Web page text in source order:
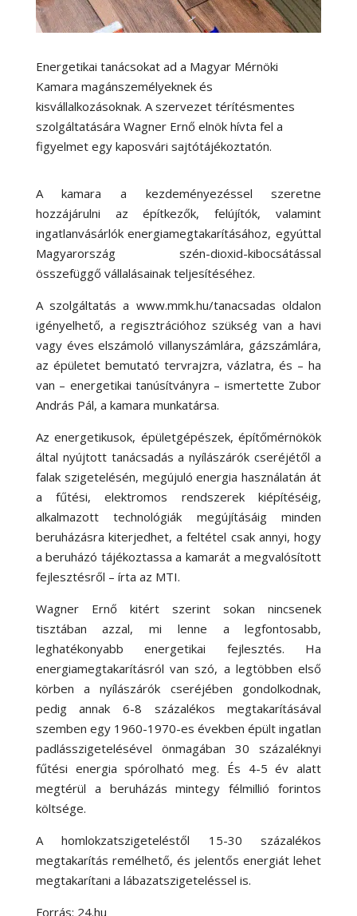
Energetikai tanácsokat ad a Magyar Mérnöki
Kamara magánszemélyeknek és
kisvállalkozásoknak. A szervezet térítésmentes
szolgáltatására Wagner Ernő elnök hívta fel a
figyelmet egy kaposvári sajtótájékoztatón.
A kamara a kezdeményezéssel szeretne
hozzájárulni az építkezők, felújítók, valamint
ingatlanvásárlók energiamegtakarításához, egyúttal
Magyarország szén-dioxid-kibocsátással
összefüggő vállalásainak teljesítéséhez.
A szolgáltatás a www.mmk.hu/tanacsadas oldalon
igényelhető, a regisztrációhoz szükség van a havi
vagy éves elszámoló villanyszámlára, gázszámlára,
az épületet bemutató tervrajzra, vázlatra, és – ha
van – energetikai tanúsítványra – ismertette Zubor
András Pál, a kamara munkatársa.
Az energetikusok, épületgépészek, építőmérnökök
által nyújtott tanácsadás a nyílászárók cseréjétől a
falak szigetelésén, megújuló energia használatán át
a fűtési, elektromos rendszerek kiépítéséig,
alkalmazott technológiák megújításáig minden
beruházásra kiterjedhet, a feltétel csak annyi, hogy
a beruházó tájékoztassa a kamarát a megvalósított
fejlesztésről – írta az MTI.
Wagner Ernő kitért szerint sokan nincsenek
tisztában azzal, mi lenne a legfontosabb,
leghatékonyabb energetikai fejlesztés. Ha
energiamegtakarításról van szó, a legtöbben első
körben a nyílászárók cseréjében gondolkodnak,
pedig annak 6-8 százalékos megtakarításával
szemben egy 1960-1970-es években épült ingatlan
padlásszigetelésével önmagában 30 százaléknyi
fűtési energia spórolható meg. És 4-5 év alatt
megtérül a beruházás mintegy félmillió forintos
költsége.
A homlokzatszigeteléstől 15-30 százalékos
megtakarítás remélhető, és jelentős energiát lehet
megtakarítani a lábazatszigeteléssel is.
Forrás: 24.hu